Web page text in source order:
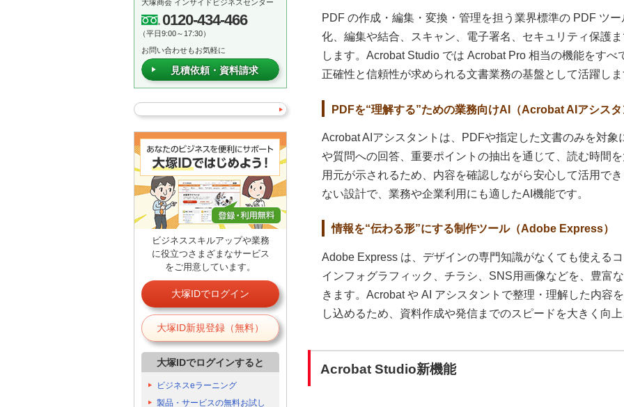
PDF の作成・編集・変換・管理を担う業界標準の PDF ツ
化、編集や結合、スキャン、電子署名、セキュリティ保護
します。Acrobat Studio では Acrobat Pro 相当の機能をすべ
正確性と信頼性が求められる文書業務の基盤として活躍しま
PDFを“理解する”ための業務向けAI（Acrobat AIアシスタ
Acrobat AIアシスタントは、PDFや指定した文書のみを対
や質問への回答、重要ポイントの抽出を通じて、読む時間
用元が示されるため、内容を確認しながら安心して活用で
ない設計で、業務や企業利用にも適したAI機能です。
情報を“伝わる形”にする制作ツール（Adobe Express）
Adobe Express は、デザインの専門知識がなくても使える
インフォグラフィック、チラシ、SNS用画像などを、豊富
きます。Acrobat や AI アシスタントで整理・理解した内容
し込めるため、資料作成や発信までのスピードを大きく向上
Acrobat Studio新機能
大塚商会 インサイドビジネスセンター
0120-434-466
（平日9:00～17:30）
お問い合わせもお気軽に
見積依頼・資料請求
ビジネススキルアップや業務
に役立つさまざまなサービス
をご用意しています。
大塚IDでログイン
大塚ID新規登録（無料）
大塚IDでログインすると
ビジネスeラーニング
製品・サービスの無料お試し